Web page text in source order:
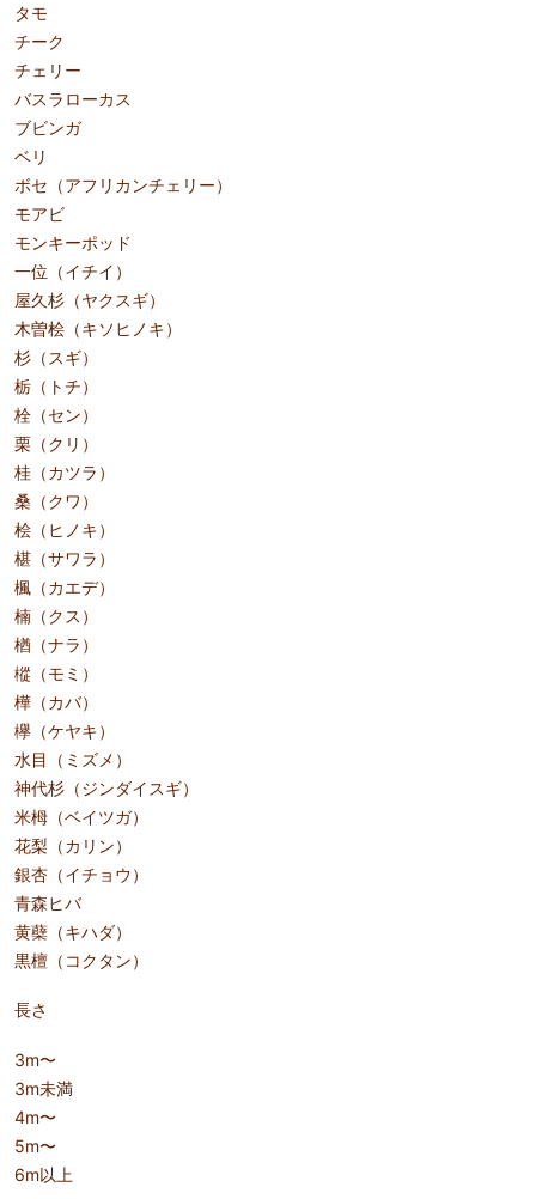
タモ
チーク
チェリー
バスラローカス
ブビンガ
ベリ
ボセ（アフリカンチェリー）
モアビ
モンキーポッド
一位（イチイ）
屋久杉（ヤクスギ）
木曽桧（キソヒノキ）
杉（スギ）
栃（トチ）
栓（セン）
栗（クリ）
桂（カツラ）
桑（クワ）
桧（ヒノキ）
椹（サワラ）
楓（カエデ）
楠（クス）
楢（ナラ）
樅（モミ）
樺（カバ）
欅（ケヤキ）
水目（ミズメ）
神代杉（ジンダイスギ）
米栂（ベイツガ）
花梨（カリン）
銀杏（イチョウ）
青森ヒバ
黄蘗（キハダ）
黒檀（コクタン）
長さ
3m〜
3m未満
4m〜
5m〜
6m以上